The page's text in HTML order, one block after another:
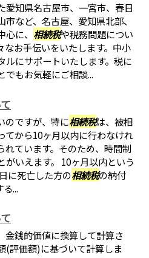
愛知県名古屋市、一宮市、春日
など、名古屋、愛知県北部、
に、 相続税や税務問題につい
なお手伝いをいたします。中小
ルにサポートいたします。税に
でもお気軽にご相談...
のですが、特に相続税は、被相
てから10ヶ月以内に行わなけれ
れています。そのため、時間制
いえます。 10ヶ月以内という
に死亡した方の相続税の納付
...
金銭的価値に換算して計算さ
(評価額)に基づいて計算しま